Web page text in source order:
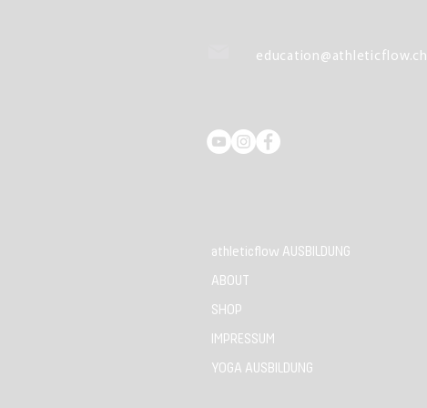
education@athleticflow.ch
athleticflow AUSBILDUNG
ABOUT
SHOP
IMPRESSUM
YOGA AUSBILDUNG